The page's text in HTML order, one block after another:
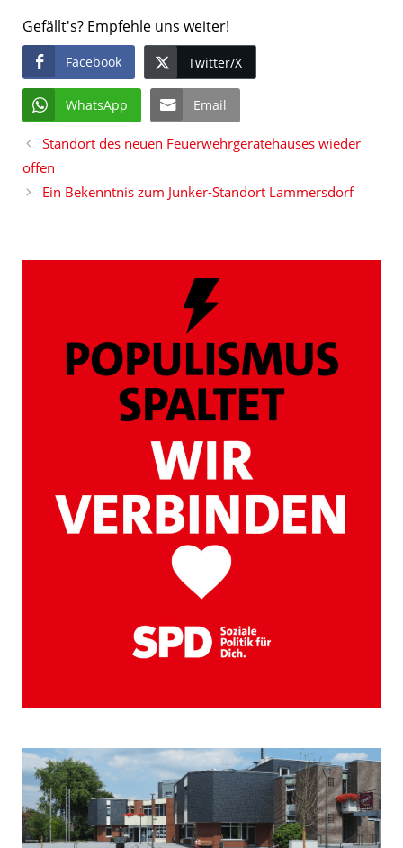
Gefällt's? Empfehle uns weiter!
Facebook Twitter/X
WhatsApp Email
Standort des neuen Feuerwehrgerätehauses wieder
offen
Ein Bekenntnis zum Junker-Standort Lammersdorf